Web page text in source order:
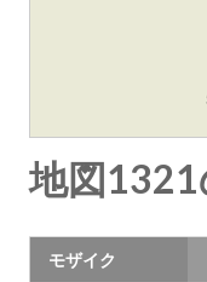
地図
モザイク